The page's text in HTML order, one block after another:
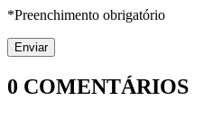
*Preenchimento obrigatório
0 COMENTÁRIOS